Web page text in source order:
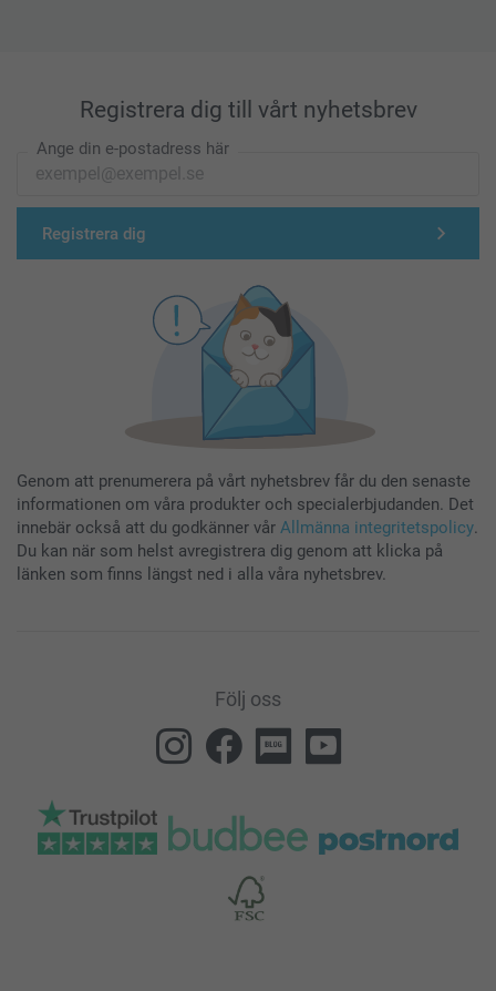
L
76 cm
58,5 cm
19,5 cm
77,2 cm
61,5 cm
20 cm
Registrera dig till vårt nyhetsbrev
Ange din e-postadress här
Registrera dig
Genom att prenumerera på vårt nyhetsbrev får du den senaste
informationen om våra produkter och specialerbjudanden. Det
innebär också att du godkänner vår Allmänna integritetspolicy.
Du kan när som helst avregistrera dig genom att klicka på
länken som finns längst ned i alla våra nyhetsbrev.
Följ oss